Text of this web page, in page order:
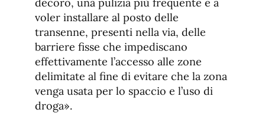
decoro, una pulizia più frequente e a
voler installare al posto delle
transenne, presenti nella via, delle
barriere fisse che impediscano
effettivamente l’accesso alle zone
delimitate al fine di evitare che la zona
venga usata per lo spaccio e l’uso di
droga».